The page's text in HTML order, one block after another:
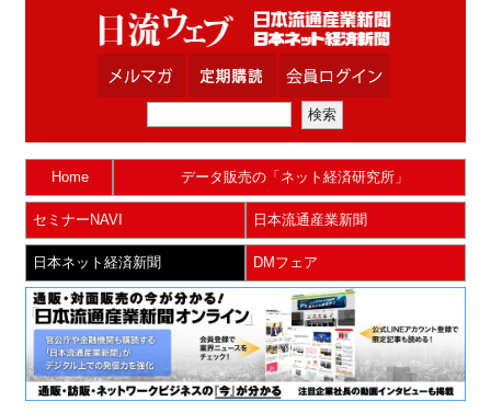
Home データ販売の「ネット経済研究所」
セミナーNAVI 日本流通産業新聞
日本ネット経済新聞 DMフェア